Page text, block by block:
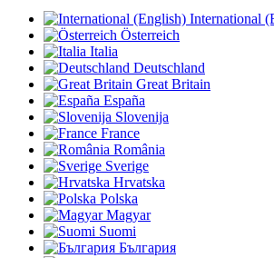
International
Österreich
Italia
Deutschland
Great Britain
España
Slovenija
France
România
Sverige
Hrvatska
Polska
Magyar
Suomi
България